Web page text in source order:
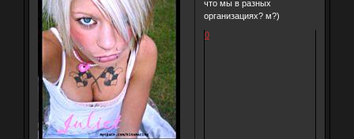
что мы в разных
организациях? м?)
0